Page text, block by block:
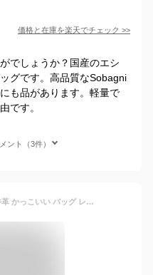
価格と在庫を楽天でチェック >>
でしょうか？国産のエシ
グです。高品質なSobagni
も品があります。軽量で
です。
ント（3件）
本革 ボストンバッグ 2way 本牛革 かっこいい バッグ レザーバッグ ショルダーバッグ シンプル 斜めがけ 本革バッグ レザー ミニボストン レディース メンズ ユニセックス 鞄 かばん 肩掛け ジムバッグ ジム 旅行 出張 ゴルフ 通勤 仕事 大人可愛い オシャレ おしゃれ バック